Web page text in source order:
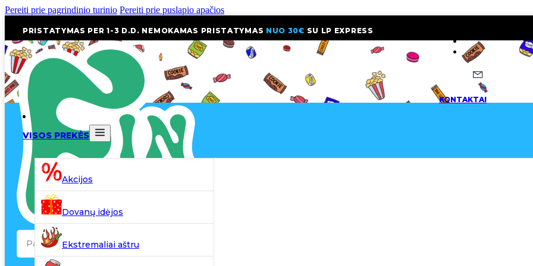
Pereiti prie pagrindinio turinio Pereiti prie puslapio apačios
PRISTATYMAS PER 1-3 D.D. NEMOKAMAS PRISTATYMAS NUO 30€ SU LP EXPRESS
KONTAKTAI
Search
VISOS PREKĖS
Akcijos
Dovanų idėjos
Ekstremaliai aštru